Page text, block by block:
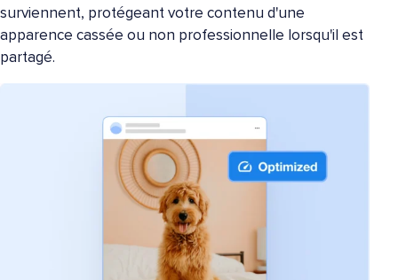
surviennent, protégeant votre contenu d'une
apparence cassée ou non professionnelle lorsqu'il est
partagé.